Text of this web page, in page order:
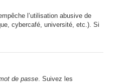
l’utilisation abusive de
cybercafé, université, etc.). Si
de passe . Suivez les